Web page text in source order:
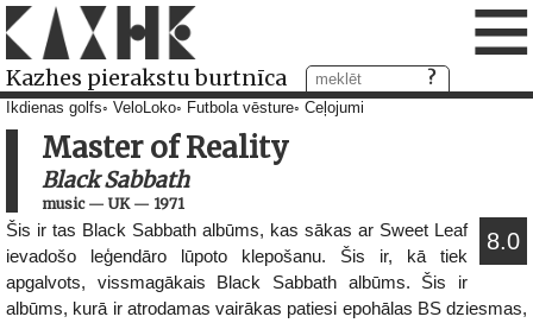
Kazhes pierakstu burtnīca ≡
Ikdienas golfs VeloLoko Futbola vēsture Ceļojumi
Master of Reality
Black Sabbath
music— UK— 1971
8.0
Šis ir tas Black Sabbath albūms, kas sākas ar Sweet Leaf
ievadošo leģendāro lūpoto klepošanu. Šis ir, kā tiek
apgalvots, vissmagākais Black Sabbath albūms. Šis ir
albūms, kurā ir atrodamas vairākas patiesi epohālas BS dziesmas,